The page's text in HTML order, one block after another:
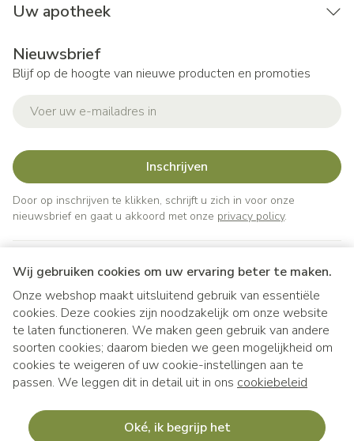
Wij gebruiken cookies om uw ervaring beter te maken.
Onze webshop maakt uitsluitend gebruik van essentiële
cookies. Deze cookies zijn noodzakelijk om onze website
te laten functioneren. We maken geen gebruik van andere
soorten cookies; daarom bieden we geen mogelijkheid om
cookies te weigeren of uw cookie-instellingen aan te
passen. We leggen dit in detail uit in ons cookiebeleid
Oké, ik begrijp het
Uw apotheek
Nieuwsbrief
Blijf op de hoogte van nieuwe producten en promoties
Inschrijven
Door op inschrijven te klikken, schrijft u zich in voor onze
nieuwsbrief en gaat u akkoord met onze privacy policy.
Juridische links